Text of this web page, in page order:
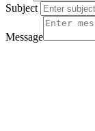
Subject
Message